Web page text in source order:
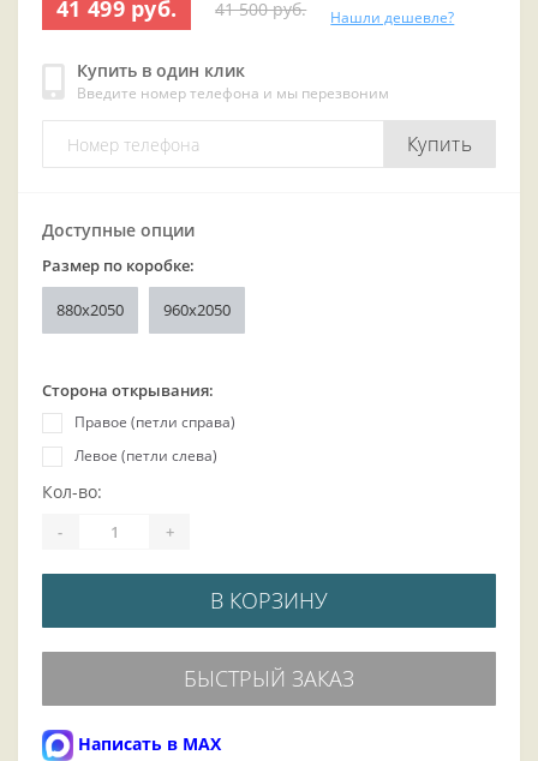
41 499 руб. 41 500 руб. Нашли дешевле?
Купить в один клик
Введите номер телефона и мы перезвоним
Купить
Доступные опции
Размер по коробке:
880x2050 960x2050
Сторона открывания:
Правое (петли справа)
Левое (петли слева)
Кол-во:
- +
В КОРЗИНУ
БЫСТРЫЙ ЗАКАЗ
Написать в MAX